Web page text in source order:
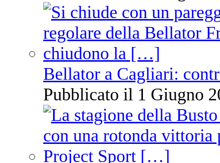
Bellator a Cagliari:
Pubblicato il 1 Giugno